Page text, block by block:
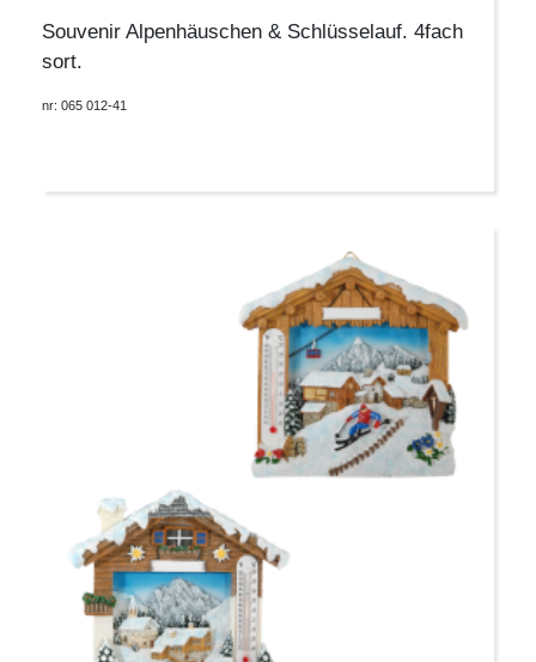
Souvenir Alpenhäuschen & Schlüsselauf. 4fach
sort.
nr: 065 012-41